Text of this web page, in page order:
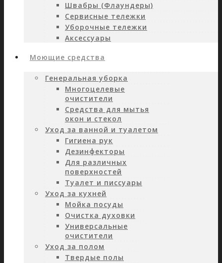
Швабры (Флаундеры)
Сервисные тележки
Уборочные тележки
Аксессуары
Моющие средства
Генеральная уборка
Многоцелевые
очистители
Средства для мытья
окон и стекол
Уход за ванной и туалетом
Гигиена рук
Дезинфекторы
Для различных
поверхностей
Туалет и писсуары
Уход за кухней
Мойка посуды
Очистка духовки
Универсальные
очистители
Уход за полом
Твердые полы